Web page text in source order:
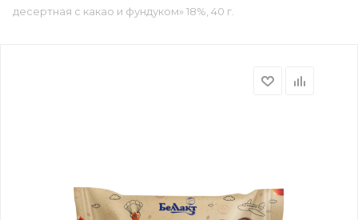
десертная с какао и фундуком» 18%, 40 г.